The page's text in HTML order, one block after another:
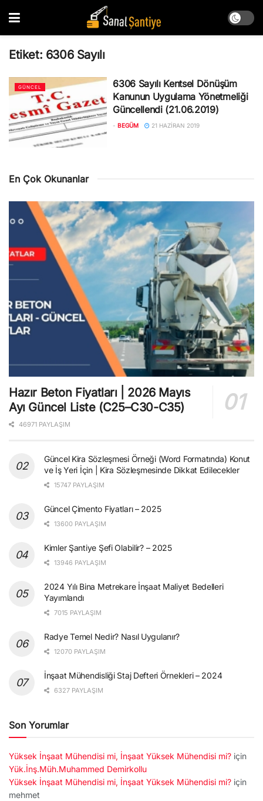
Etiket: 6306 Sayılı
GÜNCEL
6306 Sayılı Kentsel Dönüşüm
Kanunun Uygulama Yönetmeliği
Güncellendi (21.06.2019)
- BEGÜM 21 HAZIRAN 2019
En Çok Okunanlar
Hazır Beton Fiyatları | 2026 Mayıs
Ayı Güncel Liste (C25–C30-C35)
46971 PAYLAŞIM
Güncel Kira Sözleşmesi Örneği (Word Formatında) Konut
ve İş Yeri İçin | Kira Sözleşmesinde Dikkat Edilecekler
15747 PAYLAŞIM
Güncel Çimento Fiyatları – 2025
13600 PAYLAŞIM
Kimler Şantiye Şefi Olabilir? – 2025
13946 PAYLAŞIM
2024 Yılı Bina Metrekare İnşaat Maliyet Bedelleri
Yayımlandı
7015 PAYLAŞIM
Radye Temel Nedir? Nasıl Uygulanır?
12070 PAYLAŞIM
İnşaat Mühendisliği Staj Defteri Örnekleri – 2024
6327 PAYLAŞIM
Son Yorumlar
Yüksek İnşaat Mühendisi mi, İnşaat Yüksek Mühendisi mi? için
Yük.İnş.Müh.Muhammed Demirkollu
Yüksek İnşaat Mühendisi mi, İnşaat Yüksek Mühendisi mi? için
mehmet